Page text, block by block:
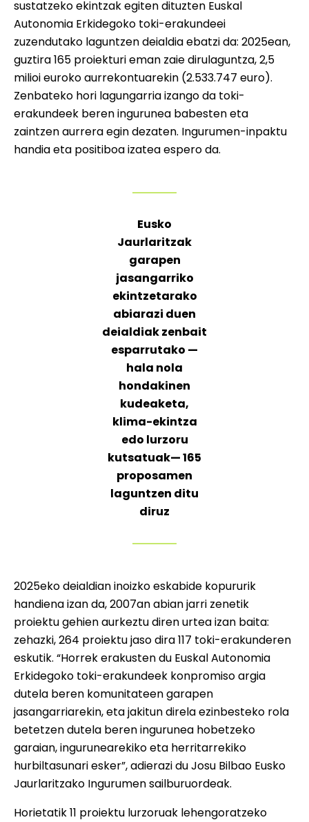
sustatzeko ekintzak egiten dituzten Euskal
Autonomia Erkidegoko toki-erakundeei
zuzendutako laguntzen deialdia ebatzi da: 2025ean,
guztira 165 proiekturi eman zaie dirulaguntza, 2,5
milioi euroko aurrekontuarekin (2.533.747 euro).
Zenbateko hori lagungarria izango da toki-
erakundeek beren ingurunea babesten eta
zaintzen aurrera egin dezaten. Ingurumen-inpaktu
handia eta positiboa izatea espero da.
Eusko
Jaurlaritzak
garapen
jasangarriko
ekintzetarako
abiarazi duen
deialdiak zenbait
esparrutako —
hala nola
hondakinen
kudeaketa,
klima-ekintza
edo lurzoru
kutsatuak— 165
proposamen
laguntzen ditu
diruz
2025eko deialdian inoizko eskabide kopururik
handiena izan da, 2007an abian jarri zenetik
proiektu gehien aurkeztu diren urtea izan baita:
zehazki, 264 proiektu jaso dira 117 toki-erakunderen
eskutik. “Horrek erakusten du Euskal Autonomia
Erkidegoko toki-erakundeek konpromiso argia
dutela beren komunitateen garapen
jasangarriarekin, eta jakitun direla ezinbesteko rola
betetzen dutela beren ingurunea hobetzeko
garaian, ingurunearekiko eta herritarrekiko
hurbiltasunari esker”, adierazi du Josu Bilbao Eusko
Jaurlaritzako Ingurumen sailburuordeak.
Horietatik 11 proiektu lurzoruak lehengoratzeko